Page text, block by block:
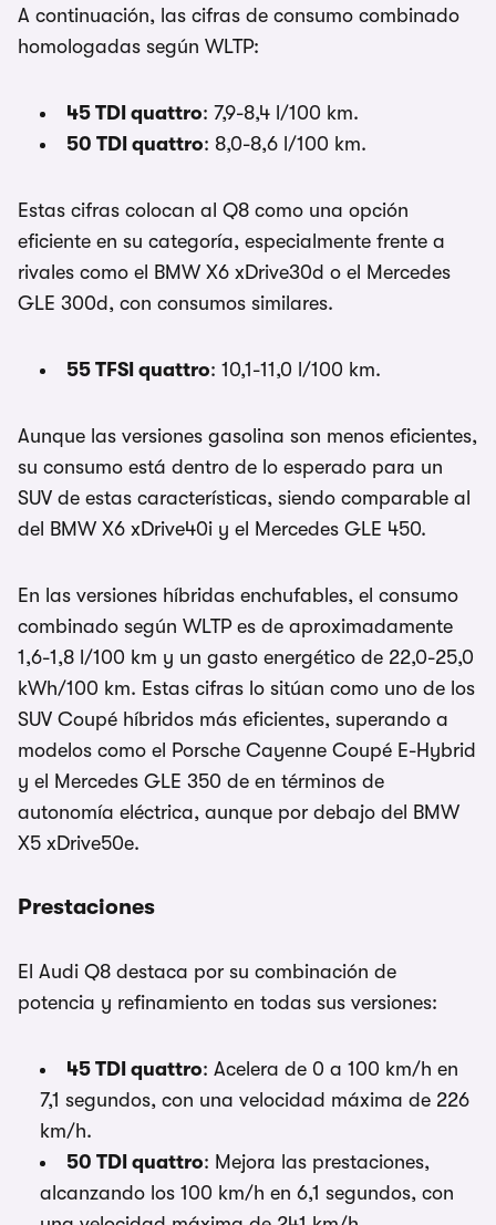
A continuación, las cifras de consumo combinado
homologadas según WLTP:
45 TDI quattro: 7,9-8,4 l/100 km.
50 TDI quattro: 8,0-8,6 l/100 km.
Estas cifras colocan al Q8 como una opción
eficiente en su categoría, especialmente frente a
rivales como el BMW X6 xDrive30d o el Mercedes
GLE 300d, con consumos similares.
55 TFSI quattro: 10,1-11,0 l/100 km.
Aunque las versiones gasolina son menos eficientes,
su consumo está dentro de lo esperado para un
SUV de estas características, siendo comparable al
del BMW X6 xDrive40i y el Mercedes GLE 450.
En las versiones híbridas enchufables, el consumo
combinado según WLTP es de aproximadamente
1,6-1,8 l/100 km y un gasto energético de 22,0-25,0
kWh/100 km. Estas cifras lo sitúan como uno de los
SUV Coupé híbridos más eficientes, superando a
modelos como el Porsche Cayenne Coupé E-Hybrid
y el Mercedes GLE 350 de en términos de
autonomía eléctrica, aunque por debajo del BMW
X5 xDrive50e.
Prestaciones
El Audi Q8 destaca por su combinación de
potencia y refinamiento en todas sus versiones:
45 TDI quattro: Acelera de 0 a 100 km/h en
7,1 segundos, con una velocidad máxima de 226
km/h.
50 TDI quattro: Mejora las prestaciones,
alcanzando los 100 km/h en 6,1 segundos, con